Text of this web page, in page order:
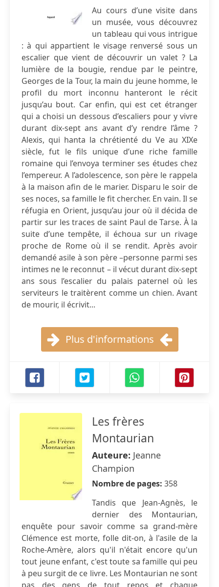
Au cours d’une visite dans
un musée, vous découvrez
un tableau qui vous intrigue
: à qui appartient le visage renversé sous un
escalier que vient de découvrir un valet ? La
lumière de la bougie, rendue par le peintre,
Georges de la Tour, la main du jeune homme, le
profil du mort inconnu hanteront le récit
jusqu’au bout. Car enfin, qui est cet étranger
qui a choisi un dessous d’escaliers pour y vivre
durant dix-sept ans avant d’y rendre l’âme ?
Alexis, qui hanta la chrétienté du Ve au XIXe
siècle, fut le fils unique d’une riche famille
romaine qui l’envoya terminer ses études chez
l’empereur. A l’adolescence, son père le rappela
à la maison afin de le marier. Disparu le soir de
ses noces, sa famille le fit chercher. En vain. Il se
réfugia en Orient, jusqu’au jour où il décida de
partir sur les traces de saint Paul de Tarse. À la
suite d’une tempête, il échoua sur un rivage
proche de Rome où il se rendit. Après avoir
demandé asile à son père –personne parmi ses
intimes ne le reconnut – il vécut durant dix-sept
ans sous l’escalier du palais paternel où les
serviteurs le traitèrent comme un chien. Avant
de mourir, il écrivit...
Plus d'informations
Les frères
Montaurian
Auteure: Jeanne
Champion
Nombre de pages: 358
Tandis que Jean-Agnès, le
dernier des Montaurian,
enquête pour savoir comme sa grand-mère
Clémence est morte, folle dit-on, à l'asile de la
Roche-Amère, alors qu'il n'était encore qu'un
tout jeune enfant, c'est toute sa famille qui peu
à peu surgit de ce livre. Les Montaurian ne sont